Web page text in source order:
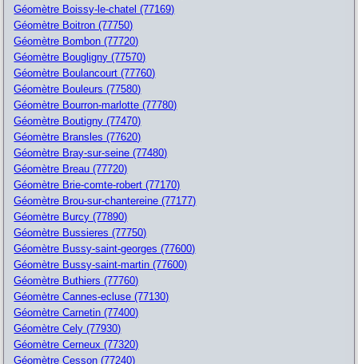
Géomètre Boissy-le-chatel (77169)
Géomètre Boitron (77750)
Géomètre Bombon (77720)
Géomètre Bougligny (77570)
Géomètre Boulancourt (77760)
Géomètre Bouleurs (77580)
Géomètre Bourron-marlotte (77780)
Géomètre Boutigny (77470)
Géomètre Bransles (77620)
Géomètre Bray-sur-seine (77480)
Géomètre Breau (77720)
Géomètre Brie-comte-robert (77170)
Géomètre Brou-sur-chantereine (77177)
Géomètre Burcy (77890)
Géomètre Bussieres (77750)
Géomètre Bussy-saint-georges (77600)
Géomètre Bussy-saint-martin (77600)
Géomètre Buthiers (77760)
Géomètre Cannes-ecluse (77130)
Géomètre Carnetin (77400)
Géomètre Cely (77930)
Géomètre Cerneux (77320)
Géomètre Cesson (77240)